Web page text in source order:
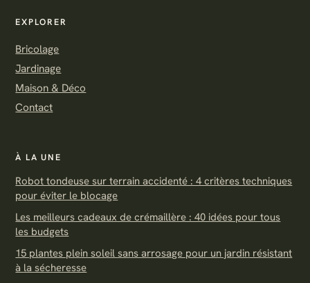
EXPLORER
Bricolage
Jardinage
Maison & Déco
Contact
À LA UNE
Robot tondeuse sur terrain accidenté : 4 critères techniques
pour éviter le blocage
Les meilleurs cadeaux de crémaillère : 40 idées pour tous
les budgets
15 plantes plein soleil sans arrosage pour un jardin résistant
à la sécheresse